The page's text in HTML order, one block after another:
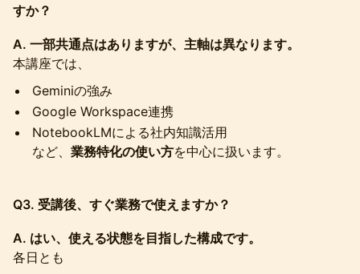
すか？
A. 一部共通点はありますが、主軸は異なります。
本講座では、
Geminiの強み
Google Workspace連携
NotebookLMによる社内知識活用
など、 業務特化の使い方を中心に扱います。
Q3. 受講後、すぐ業務で使えますか？
A. はい、使える状態を目指した構成です。
各日とも